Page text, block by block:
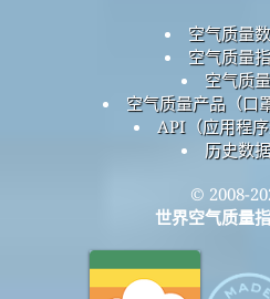
空气质量
空气质量
空气质
空气质量产品（口
API（应用程序
历史数
© 2008-
世界空气质量